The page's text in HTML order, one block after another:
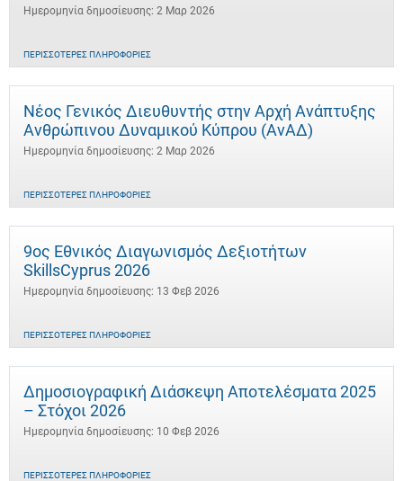
Ημερομηνία δημοσίευσης: 2 Μαρ 2026
ΠΕΡΙΣΣΌΤΕΡΕΣ ΠΛΗΡΟΦΟΡΊΕΣ
Νέος Γενικός Διευθυντής στην Αρχή Ανάπτυξης
Ανθρώπινου Δυναμικού Κύπρου (ΑνΑΔ)
Ημερομηνία δημοσίευσης: 2 Μαρ 2026
ΠΕΡΙΣΣΌΤΕΡΕΣ ΠΛΗΡΟΦΟΡΊΕΣ
9ος Εθνικός Διαγωνισμός Δεξιοτήτων
SkillsCyprus 2026
Ημερομηνία δημοσίευσης: 13 Φεβ 2026
ΠΕΡΙΣΣΌΤΕΡΕΣ ΠΛΗΡΟΦΟΡΊΕΣ
Δημοσιογραφική Διάσκεψη Αποτελέσματα 2025
– Στόχοι 2026
Ημερομηνία δημοσίευσης: 10 Φεβ 2026
ΠΕΡΙΣΣΌΤΕΡΕΣ ΠΛΗΡΟΦΟΡΊΕΣ